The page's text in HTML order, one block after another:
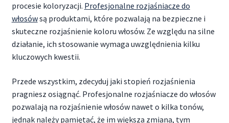
procesie koloryzacji. Profesjonalne rozjaśniacze do
włosówsą produktami, które pozwalają na bezpieczne i
skuteczne rozjaśnienie koloru włosów. Ze względu na silne
działanie, ich stosowanie wymaga uwzględnienia kilku
kluczowych kwestii.
Przede wszystkim, zdecyduj jaki stopień rozjaśnienia
pragniesz osiągnąć. Profesjonalne rozjaśniacze do włosów
pozwalają na rozjaśnienie włosów nawet o kilka tonów,
jednak należy pamiętać, że im większa zmiana, tym